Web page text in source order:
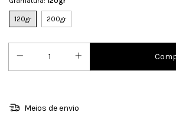
120gr 200gr
Meios de envio